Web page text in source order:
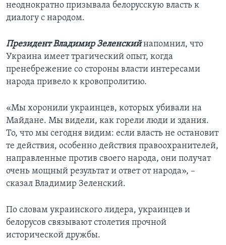
неоднократно призывала белорусскую власть к
диалогу с народом.
Президент Владимир Зеленскийнапомнил, что
Украина имеет трагический опыт, когда
пренебрежение со стороны власти интересами
народа привело к кровопролитию.
«Мы хоронили украинцев, которых убивали на
Майдане. Мы видели, как горели люди и здания.
То, что мы сегодня видим: если власть не остановит
те действия, особенно действия правоохранителей,
направленные против своего народа, они получат
очень мощный результат и ответ от народа», –
сказал Владимир Зеленский.
По словам украинского лидера, украинцев и
белорусов связывают столетия прочной
исторической дружбы.